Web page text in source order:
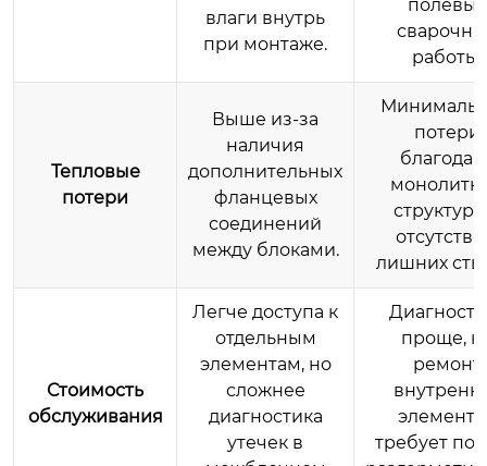
влаги внутрь
при монтаже.
полевые
работы.
Тепловые
потери
Выше из-за
наличия
дополнительных
фланцевых
соединений
между блоками.
потери
лишних
Стоимость
обслуживания
Легче доступа к
отдельным
элементам, но
сложнее
диагностика
утечек в
проще,
ремонт
требует